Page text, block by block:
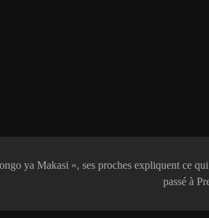
ya Makasi », ses proches expliquent ce qui
passé à